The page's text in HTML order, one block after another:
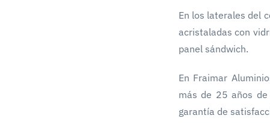
En los laterales del
acristaladas con
panel sándwich.
En Fraimar
más de 25 años
garantía de